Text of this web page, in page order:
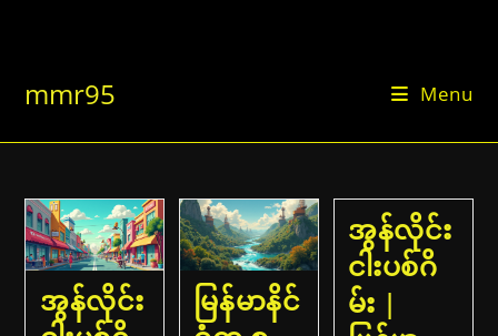
mmr95 Menu
အွန်လိုင်း
မြန်မာနိင်
အွန်လိုင်း
ငါးပစ်ဂိ
မ်း |